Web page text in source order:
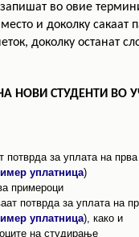
ДИПЛОМСКИ/
во овие
и доколку
доколку останат
СТУДЕНТИ ВО
потврда за уплата на
уплатница)
примероци
потврда за уплата на
уплатница), како и
на студирање